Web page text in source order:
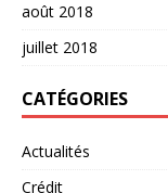
août 2018
juillet 2018
CATÉGORIES
Actualités
Crédit